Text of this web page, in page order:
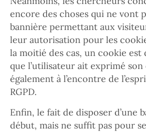
encore des choses qui ne vont
bannière permettant aux
leur autorisation pour les
la moitié des cas, un cookie est
que l’utilisateur ait exprimé son
également à l’encontre de
RGPD.
Enfin, le fait de disposer d’une
début, mais ne suffit pas pour